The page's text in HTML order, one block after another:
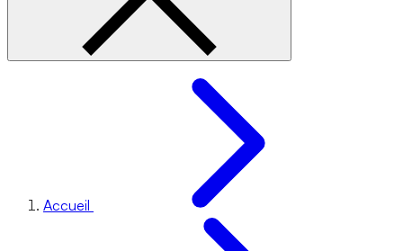
Accueil